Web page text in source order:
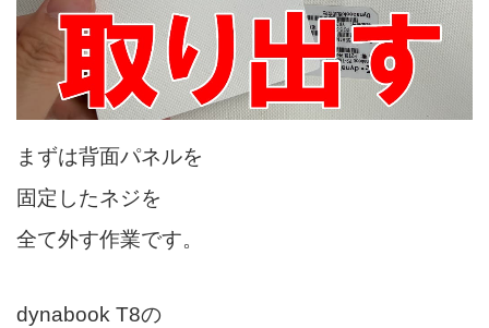
まずは背面パネルを
固定したネジを
全て外す作業です。
dynabook T8の